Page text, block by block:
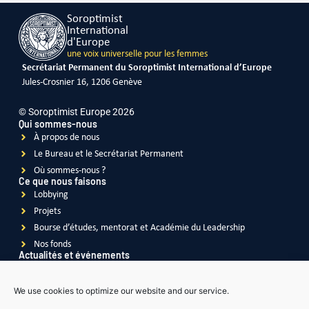
We use cookies to optimize our website and our service.
Soroptimist
International
d'Europe
une voix universelle pour les femmes
Secrétariat Permanent du Soroptimist International d’Europe
Jules-Crosnier 16, 1206 Genève
© Soroptimist Europe 2026
Qui sommes-nous
À propos de nous
Le Bureau et le Secrétariat Permanent
Où sommes-nous ?
Ce que nous faisons
Lobbying
Projets
Bourse d’études, mentorat et Académie du Leadership
Nos fonds
Actualités et événements